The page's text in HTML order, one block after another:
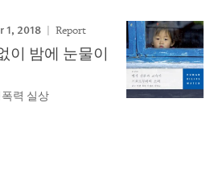
1, 2018 Report
이 밤에 눈물이
력 실상